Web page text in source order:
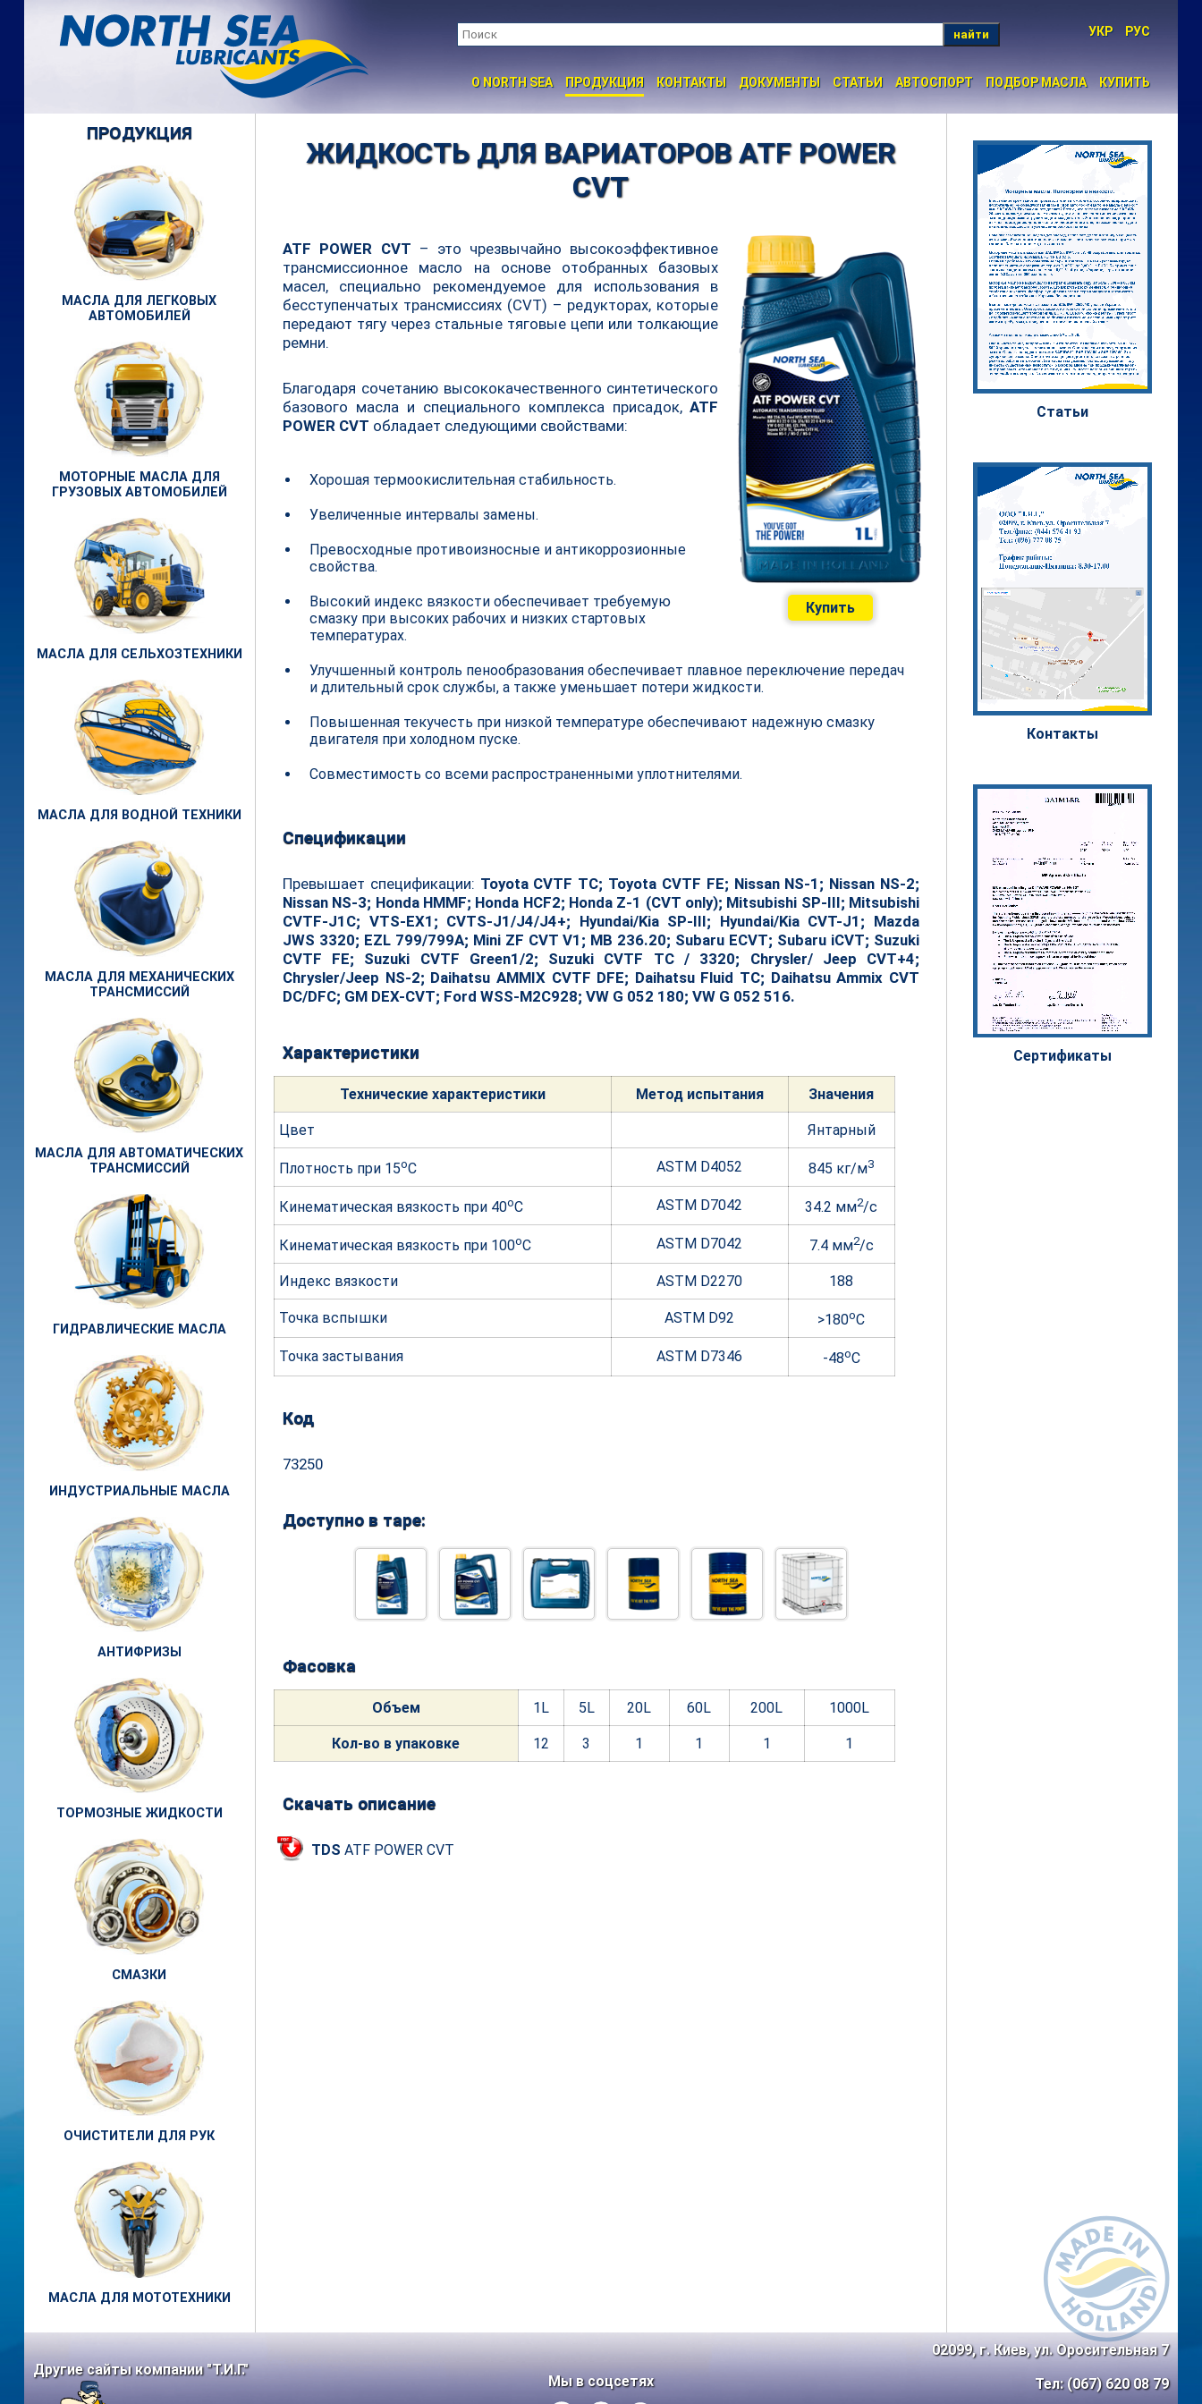
найти УКР РУС
O NORTH SEA ПРОДУКЦИЯ КОНТАКТЫ ДОКУМЕНТЫ СТАТЬИ АВТОСПОРТ ПОДБОР МАСЛА КУПИТЬ
ПРОДУКЦИЯ
МАСЛА ДЛЯ ЛЕГКОВЫХ
АВТОМОБИЛЕЙ
МОТОРНЫЕ МАСЛА ДЛЯ
ГРУЗОВЫХ АВТОМОБИЛЕЙ
МАСЛА ДЛЯ СЕЛЬХОЗТЕХНИКИ
МАСЛА ДЛЯ ВОДНОЙ ТЕХНИКИ
МАСЛА ДЛЯ МЕХАНИЧЕСКИХ
ТРАНСМИССИЙ
МАСЛА ДЛЯ АВТОМАТИЧЕСКИХ
ТРАНСМИССИЙ
ГИДРАВЛИЧЕСКИЕ МАСЛА
ИНДУСТРИАЛЬНЫЕ МАСЛА
АНТИФРИЗЫ
ТОРМОЗНЫЕ ЖИДКОСТИ
СМАЗКИ
ОЧИСТИТЕЛИ ДЛЯ РУК
МАСЛА ДЛЯ МОТОТЕХНИКИ
ЖИДКОСТЬ ДЛЯ ВАРИАТОРОВ ATF POWER
CVT
Купить
ATF POWER CVT – это чрезвычайно высокоэффективное
трансмиссионное масло на основе отобранных базовых
масел, специально рекомендуемое для использования в
бесступенчатых трансмиссиях (CVT) – редукторах, которые
передают тягу через стальные тяговые цепи или толкающие
ремни.
Благодаря сочетанию высококачественного синтетического
базового масла и специального комплекса присадок,ATF
POWER CVT обладает следующими свойствами:
Хорошая термоокислительная стабильность.
Увеличенные интервалы замены.
Превосходные противоизносные и антикоррозионные
свойства.
Высокий индекс вязкости обеспечивает требуемую
смазку при высоких рабочих и низких стартовых
температурах.
Улучшенный контроль пенообразования обеспечивает плавное переключение передач
и длительный срок службы, а также уменьшает потери жидкости.
Повышенная текучесть при низкой температуре обеспечивают надежную смазку
двигателя при холодном пуске.
Совместимость со всеми распространенными уплотнителями.
Спецификации
Превышает спецификации: Toyota CVTF TC; Toyota CVTF FE; Nissan NS-1; Nissan NS-2;
Nissan NS-3; Honda HMMF; Honda HCF2; Honda Z-1 (CVT only); Mitsubishi SP-III; Mitsubishi
CVTF-J1C; VTS-EX1; CVTS-J1/J4/J4+; Hyundai/Kia SP-III; Hyundai/Kia CVT-J1; Mazda
JWS 3320; EZL 799/799A; Mini ZF CVT V1; MB 236.20; Subaru ECVT; Subaru iCVT; Suzuki
CVTF FE; Suzuki CVTF Green1/2; Suzuki CVTF TC / 3320; Chrysler/ Jeep CVT+4;
Chrysler/Jeep NS-2; Daihatsu AMMIX CVTF DFE; Daihatsu Fluid TC; Daihatsu Ammix CVT
DC/DFC; GM DEX-CVT; Ford WSS-M2C928; VW G 052 180; VW G 052 516.
Характеристики
Технические характеристики Метод испытания Значения
Цвет Янтарный
Плотность при 15oC ASTM D4052 845 кг/м3
Кинематическая вязкость при 40oС ASTM D7042 34.2 мм2/c
Кинематическая вязкость при 100oС ASTM D7042 7.4 мм2/c
Индекс вязкости ASTM D2270 188
Точка вспышки ASTM D92 >180oC
Точка застывания ASTM D7346 -48oC
Код
73250
Доступно в таре:
Фасовка
Объем 1L 5L 20L 60L 200L 1000L
Кол-во в упаковке 12 3 1 1 1 1
Скачать описание
TDS ATF POWER CVT
Статьи
Контакты
Сертификаты
Другие сайты компании "Т.И.Г."
Мы в соцсетях
02099, г. Киев, ул. Оросительная 7
Тел: (067) 620 08 79